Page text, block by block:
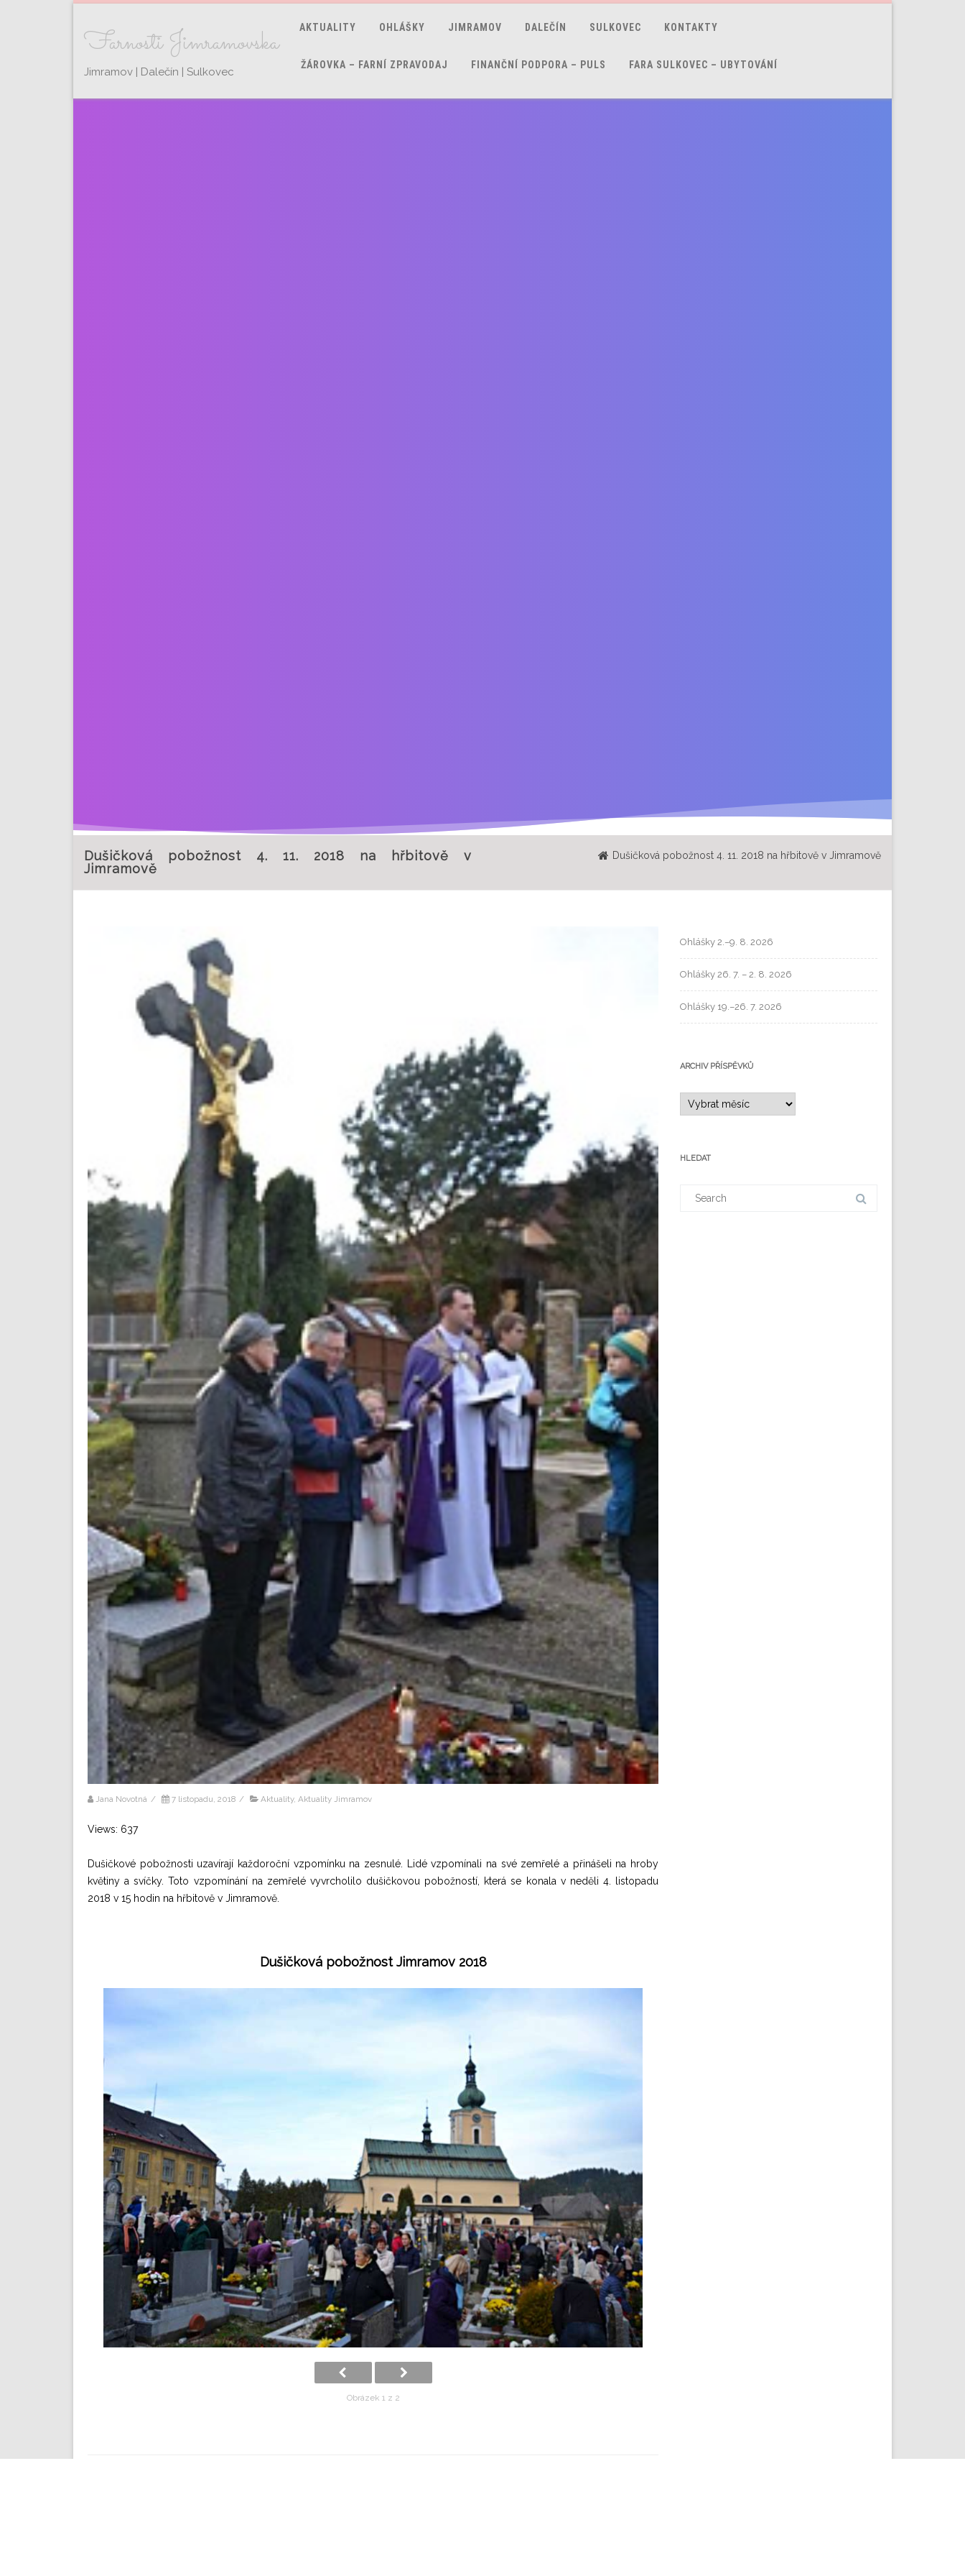
Farnosti Jimramovska
Jimramov | Dalečín | Sulkovec
AKTUALITY OHLÁŠKY JIMRAMOV DALEČÍN SULKOVEC KONTAKTY
ŽÁROVKA – FARNÍ ZPRAVODAJ FINANČNÍ PODPORA – PULS FARA SULKOVEC – UBYTOVÁNÍ
Dušičková pobožnost 4. 11. 2018 na hřbitově v
Jimramově
Dušičková pobožnost 4. 11. 2018 na hřbitově v Jimramově
Jana Novotná / 7 listopadu, 2018 / Aktuality, Aktuality Jimramov
Views: 637
Dušičkové pobožnosti uzavírají každoroční vzpomínku na zesnulé. Lidé vzpomínali na své zemřelé a přinášeli na hroby
květiny a svíčky. Toto vzpomínání na zemřelé vyvrcholilo dušičkovou pobožností, která se konala v neděli 4. listopadu
2018 v 15 hodin na hřbitově v Jimramově.
Dušičková pobožnost Jimramov 2018
Obrázek 1 z 2
Ohlášky 2.–9. 8. 2026
Ohlášky 26. 7. – 2. 8. 2026
Ohlášky 19.–26. 7. 2026
ARCHIV PŘÍSPĚVKŮ
HLEDAT